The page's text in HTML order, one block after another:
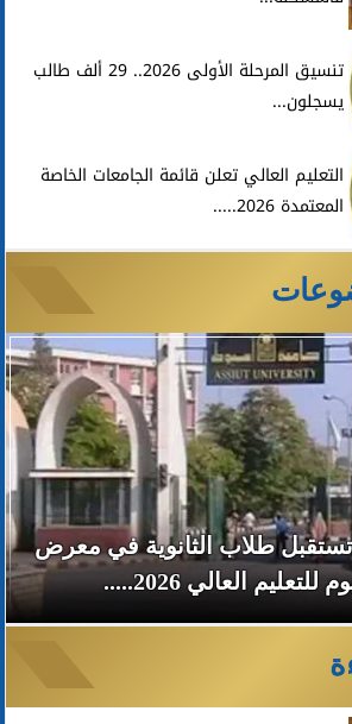
تنسيق المرحلة الأولى 2026.. 29 ألف طالب
يسجلون...
التعليم العالي تعلن قائمة الجامعات الخاصة
المعتمدة 2026.....
طلاب الثانوية في معرض
للتعليم العالي 2026.....